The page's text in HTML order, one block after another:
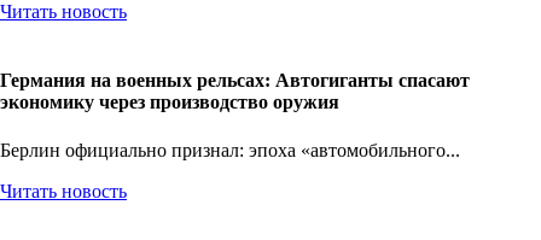
Читать новость
Германия на военных рельсах: Автогиганты спасают
экономику через производство оружия
Берлин официально признал: эпоха «автомобильного...
Читать новость